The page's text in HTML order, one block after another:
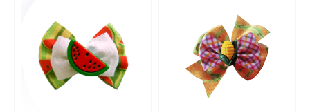
Campanha lançada com
sucesso!